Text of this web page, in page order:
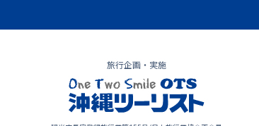
旅行企画・実施